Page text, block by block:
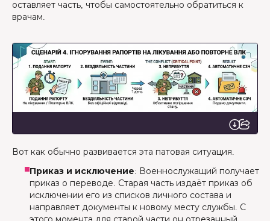
оставляет часть, чтобы самостоятельно обратиться к
врачам.
Вот как обычно развивается эта патовая ситуация.
Приказ и исключение: Военнослужащий получает
приказ о переводе. Старая часть издаёт приказ об
исключении его из списков личного состава и
направляет документы к новому месту службы. С